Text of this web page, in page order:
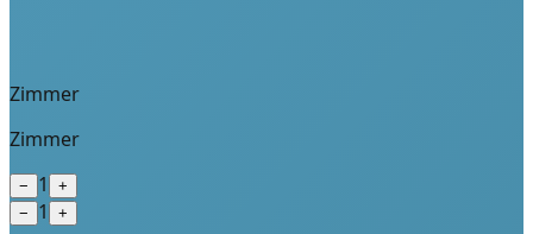
Zimmer
Zimmer
− 1
+
−
1 +